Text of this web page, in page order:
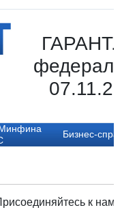
ГАРАНТ.
Бизнес-
к нам